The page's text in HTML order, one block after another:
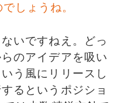
しょうね。
いですねえ。どっ
のアイデアを吸い
う風にリリースし
るというポジショ